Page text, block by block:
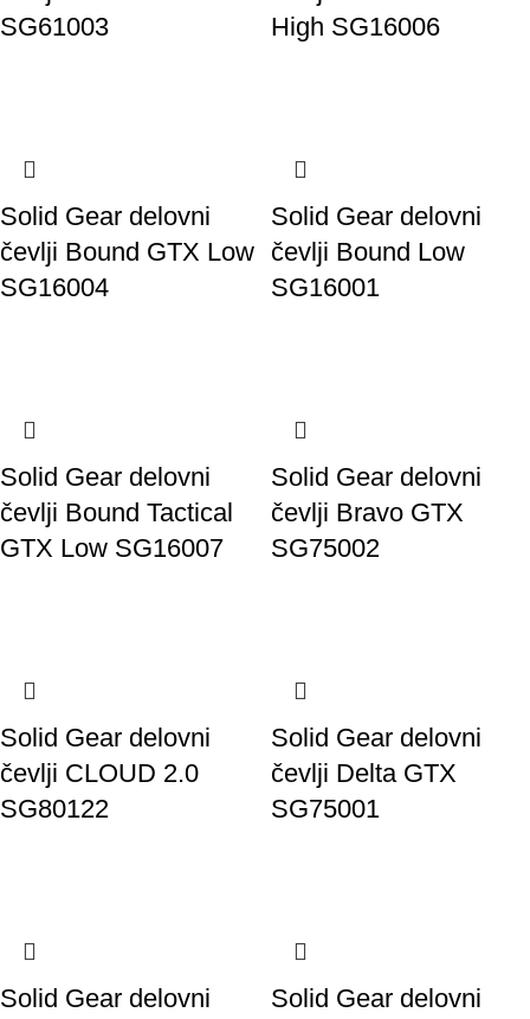
SG61003
High SG16006
Solid Gear delovni
čevlji Bound GTX Low
SG16004
Solid Gear delovni
čevlji Bound Low
SG16001
Solid Gear delovni
čevlji Bound Tactical
GTX Low SG16007
Solid Gear delovni
čevlji Bravo GTX
SG75002
Solid Gear delovni
čevlji CLOUD 2.0
SG80122
Solid Gear delovni
čevlji Delta GTX
SG75001
Solid Gear delovni Solid Gear delovni